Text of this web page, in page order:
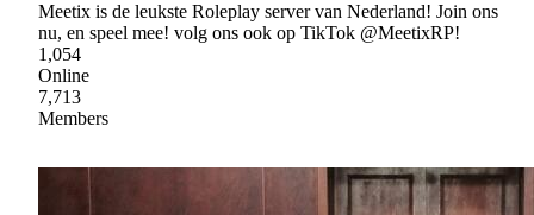
Meetix is de leukste Roleplay server van Nederland! Join ons
nu, en speel mee! volg ons ook op TikTok @MeetixRP!
1,054
Online
7,713
Members